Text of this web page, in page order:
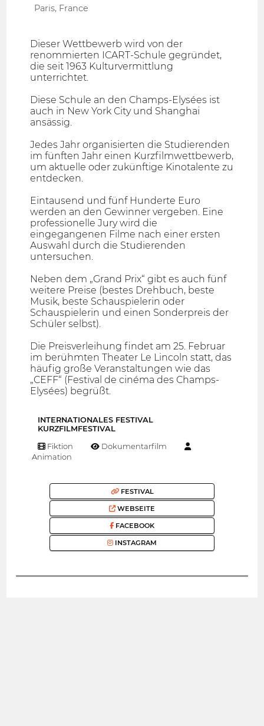
Paris, France
Dieser Wettbewerb wird von der
renommierten ICART-Schule gegründet,
die seit 1963 Kulturvermittlung
unterrichtet.
Diese Schule an den Champs-Elysées ist
auch in New York City und Shanghai
ansässig.
Jedes Jahr organisierten die Studierenden
im fünften Jahr einen Kurzfilmwettbewerb,
um aktuelle oder zukünftige Kinotalente zu
entdecken.
Eintausend und fünf Hunderte Euro
werden an den Gewinner vergeben. Eine
professionelle Jury wird die
eingegangenen Filme nach einer ersten
Auswahl durch die Studierenden
untersuchen.
Neben dem „Grand Prix“ gibt es auch fünf
weitere Preise (bestes Drehbuch, beste
Musik, beste Schauspielerin oder
Schauspielerin und einen Sonderpreis der
Schüler selbst).
Die Preisverleihung findet am 25. Februar
im berühmten Theater Le Lincoln statt, das
häufig große Veranstaltungen wie das
„CEFF“ (Festival de cinéma des Champs-
Elysées) begrüßt.
INTERNATIONALES FESTIVAL
KURZFILMFESTIVAL
Fiktion
Dokumentarfilm
Animation
FESTIVAL
WEBSEITE
FACEBOOK
INSTAGRAM